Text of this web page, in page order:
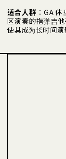
适合人群 ：GA
区演奏的指弹吉
使其成为长时间